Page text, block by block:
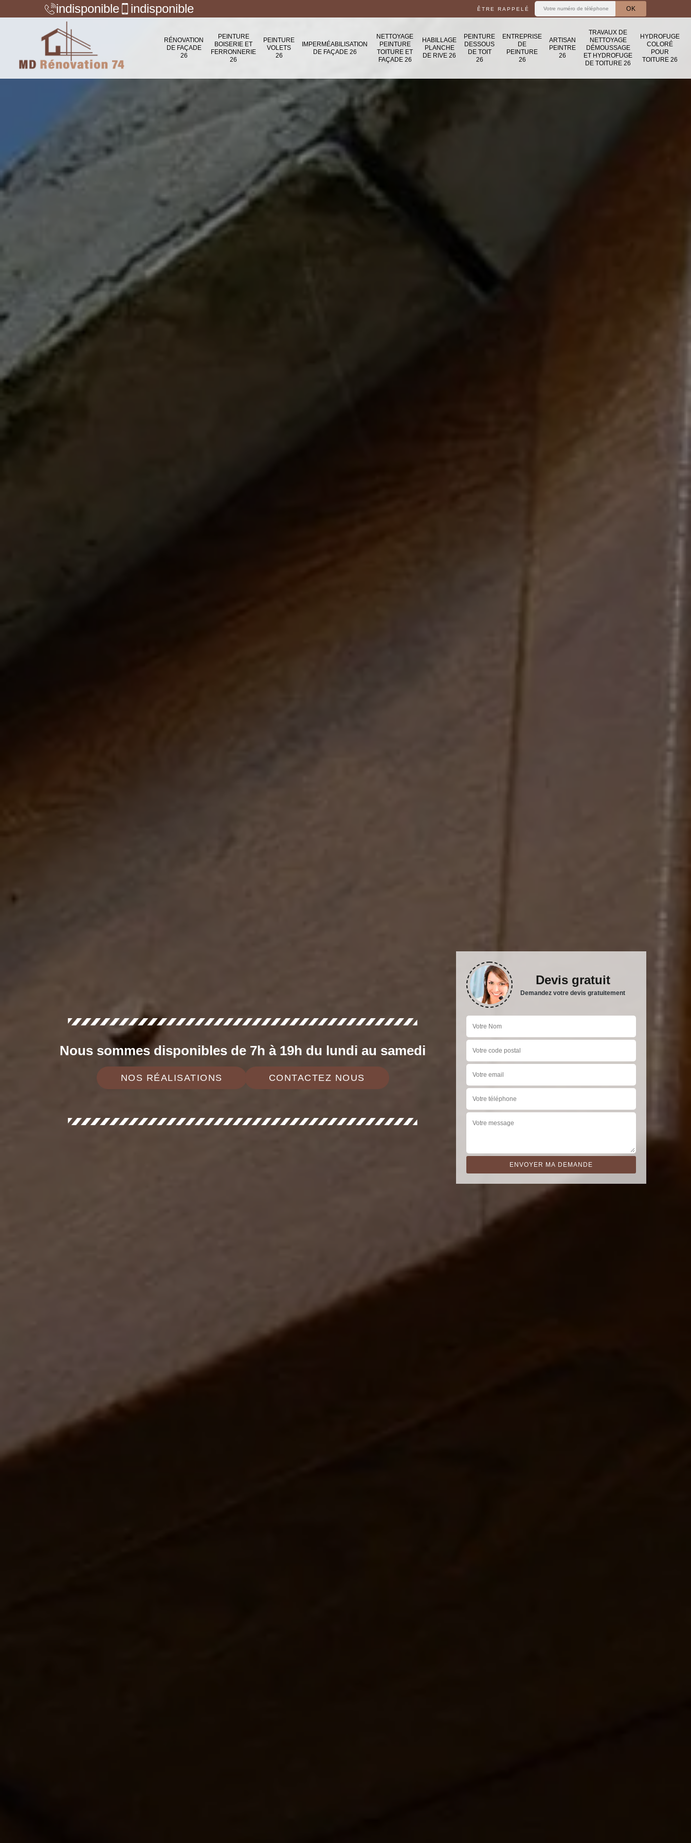
indisponible indisponible ÊTRE RAPPELÉ
RÉNOVATION
DE FAÇADE
26
PEINTURE
BOISERIE ET
FERRONNERIE
26
PEINTURE
VOLETS
26
IMPERMÉABILISATION
DE FAÇADE 26
NETTOYAGE
PEINTURE
TOITURE ET
FAÇADE 26
HABILLAGE
PLANCHE
DE RIVE 26
PEINTURE
DESSOUS
DE TOIT
26
ENTREPRISE
DE
PEINTURE
26
ARTISAN
PEINTRE
26
TRAVAUX DE
NETTOYAGE
DÉMOUSSAGE
ET HYDROFUGE
DE TOITURE 26
HYDROFUGE
COLORÉ
POUR
TOITURE 26
Nous sommes disponibles de 7h à 19h du lundi au samedi
NOS RÉALISATIONS CONTACTEZ NOUS
Devis gratuit
Demandez votre devis gratuitement